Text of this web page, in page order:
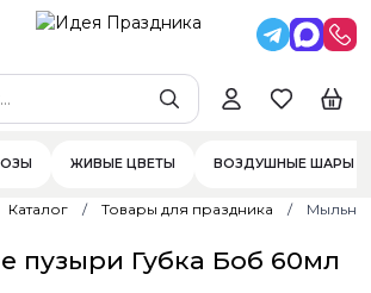
ЖИВЫЕ ЦВЕТЫ ВОЗДУШНЫЕ ШАРЫ
Каталог Товары для праздника
пузыри Губка Боб 60мл